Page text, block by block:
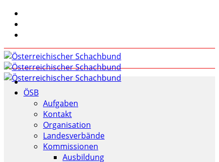
ÖSB
Aufgaben
Kontakt
Organisation
Landesverbände
Kommissionen
Ausbildung